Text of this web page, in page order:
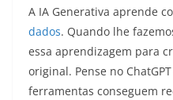
A IA Generativa aprende
dados. Quando lhe
essa aprendizagem para
original. Pense no
ferramentas conseguem